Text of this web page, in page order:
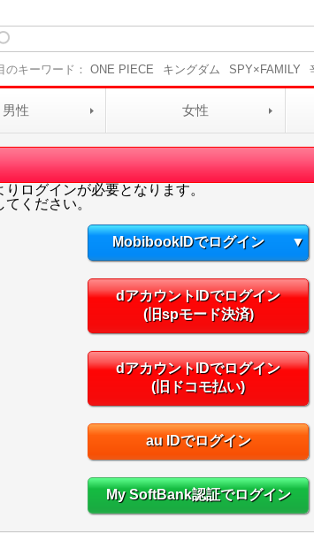
のキーワード： ONE PIECE キングダム SPY×FAMILY
男性 女性
ログインが必要となります。
ください。
MobibookIDでログイン ▼
dアカウントIDでログイン
(旧spモード決済)
dアカウントIDでログイン
(旧ドコモ払い)
au IDでログイン
My SoftBank認証でログイン